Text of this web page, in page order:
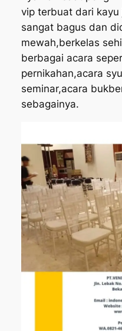
vip terbuat dari
sangat bagus dan
mewah,berkelas
berbagai acara
pernikahan,acara
seminar,acara
sebagainya.